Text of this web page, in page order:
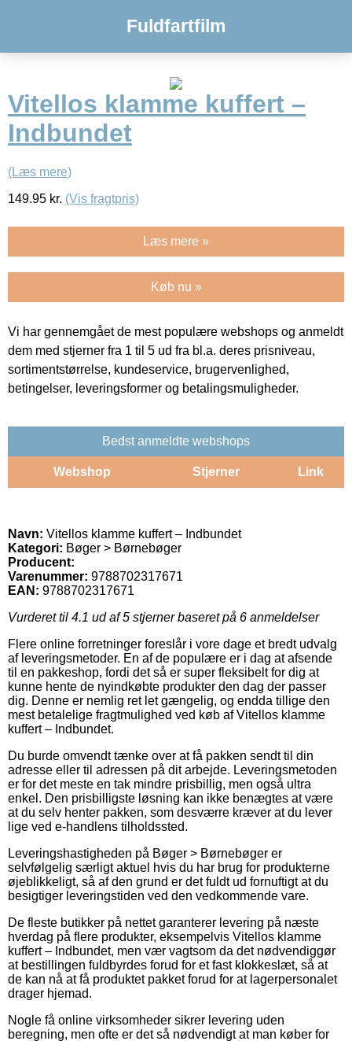
Fuldfartfilm
Vitellos klamme kuffert –
Indbundet
(Læs mere)
149.95 kr. (Vis fragtpris)
Læs mere »
Køb nu »
Vi har gennemgået de mest populære webshops og anmeldt
dem med stjerner fra 1 til 5 ud fra bl.a. deres prisniveau,
sortimentstørrelse, kundeservice, brugervenlighed,
betingelser, leveringsformer og betalingsmuligheder.
Bedst anmeldte webshops
Webshop Stjerner Link
Navn: Vitellos klamme kuffert – Indbundet
Kategori: Bøger > Børnebøger
Producent:
Varenummer: 9788702317671
EAN: 9788702317671
Vurderet til 4.1 ud af 5 stjerner baseret på 6 anmeldelser
Flere online forretninger foreslår i vore dage et bredt udvalg
af leveringsmetoder. En af de populære er i dag at afsende
til en pakkeshop, fordi det så er super fleksibelt for dig at
kunne hente de nyindkøbte produkter den dag der passer
dig. Denne er nemlig ret let gængelig, og endda tillige den
mest betalelige fragtmulighed ved køb af Vitellos klamme
kuffert – Indbundet.
Du burde omvendt tænke over at få pakken sendt til din
adresse eller til adressen på dit arbejde. Leveringsmetoden
er for det meste en tak mindre prisbillig, men også ultra
enkel. Den prisbilligste løsning kan ikke benægtes at være
at du selv henter pakken, som desværre kræver at du lever
lige ved e-handlens tilholdssted.
Leveringshastigheden på Bøger > Børnebøger er
selvfølgelig særligt aktuel hvis du har brug for produkterne
øjeblikkeligt, så af den grund er det fuldt ud fornuftigt at du
besigtiger leveringstiden ved den vedkommende vare.
De fleste butikker på nettet garanterer levering på næste
hverdag på flere produkter, eksempelvis Vitellos klamme
kuffert – Indbundet, men vær vagtsom da det nødvendiggør
at bestillingen fuldbyrdes forud for et fast klokkeslæt, så at
de kan nå at få produktet pakket forud for at lagerpersonalet
drager hjemad.
Nogle få online virksomheder sikrer levering uden
beregning, men ofte er det så nødvendigt at man køber for